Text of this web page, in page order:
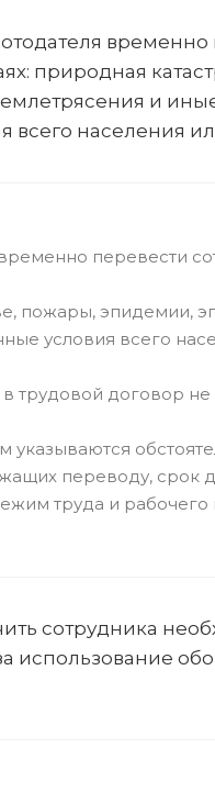
временно
природная
и
населения
перевести
пожары, эпидемии,
условия всего
трудовой договор не
переводу, срок
труда и рабочего
сотрудника